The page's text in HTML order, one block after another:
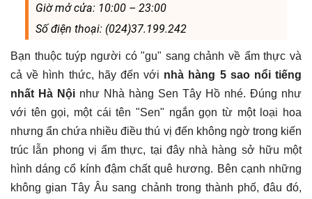
Giờ mở cửa: 10:00 – 23:00
Số điện thoại: (024)37.199.242
Bạn thuộc tuýp người có "gu" sang chảnh về ẩm thực và
cả về hình thức, hãy đến với nhà hàng 5 sao nổi tiếng
nhất Hà Nội như Nhà hàng Sen Tây Hồ nhé. Đúng như
với tên gọi, một cái tên "Sen" ngắn gọn từ một loại hoa
nhưng ẩn chứa nhiều điều thú vị đến không ngờ trong kiến
trúc lẫn phong vị ẩm thực, tại đây nhà hàng sở hữu một
hình dáng cổ kính đậm chất quê hương. Bên cạnh những
không gian Tây Âu sang chảnh trong thành phố, đâu đó,